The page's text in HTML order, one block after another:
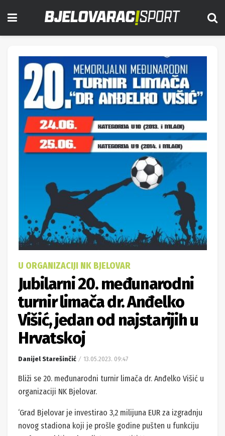
U ORGANIZACIJI NK BJELOVAR
Jubilarni 20. međunarodni
turnir limača dr. Anđelko
Višić, jedan od najstarijih u
Hrvatskoj
Danijel Starešinčić 13.05.2023. 09:47
Bliži se 20. međunarodni turnir limača dr. Anđelko Višić u
organizaciji NK Bjelovar.
‘Grad Bjelovar je investirao 3,2 milijuna EUR za izgradnju
novog stadiona koji je prošle godine pušten u funkciju